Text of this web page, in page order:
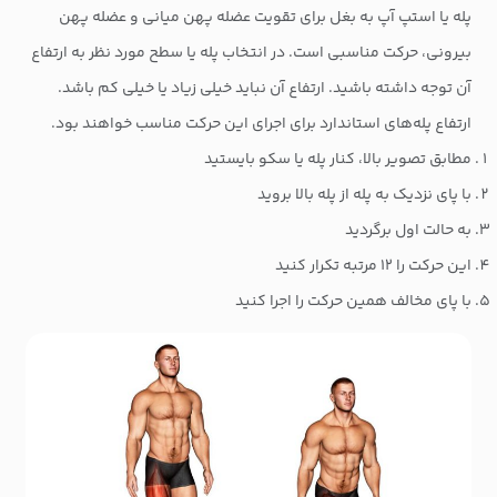
پله یا استپ آپ به بغل برای تقویت عضله پهن میانی و عضله پهن
بیرونی، حرکت مناسبی است. در انتخاب پله یا سطح مورد نظر به ارتفاع
آن توجه داشته باشید. ارتفاع آن نباید خیلی زیاد یا خیلی کم باشد.
ارتفاع پله‌های استاندارد برای اجرای این حرکت مناسب خواهند بود.
مطابق تصویر بالا، کنار پله یا سکو بایستید
با پای نزدیک به پله از پله بالا بروید
به حالت اول برگردید
این حرکت را ۱۲ مرتبه تکرار کنید
با پای مخالف همین حرکت را اجرا کنید